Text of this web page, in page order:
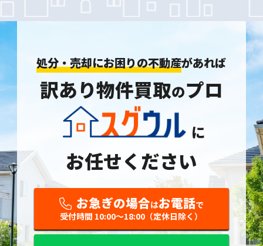
処分・売却にお困りの不動産があれば
訳あり物件買取のプロ
に
お任せください
お急ぎの場合はお電話で
受付時間 10:00〜18:00（定休日除く）